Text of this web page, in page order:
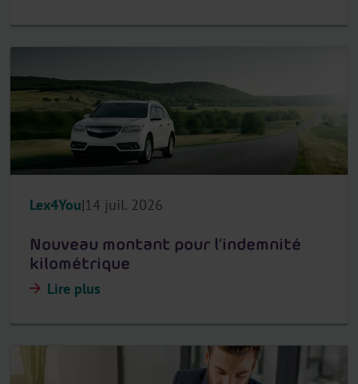
Lex4You 14 juil. 2026
Nouveau montant pour l’indemnité
kilométrique
Lire plus